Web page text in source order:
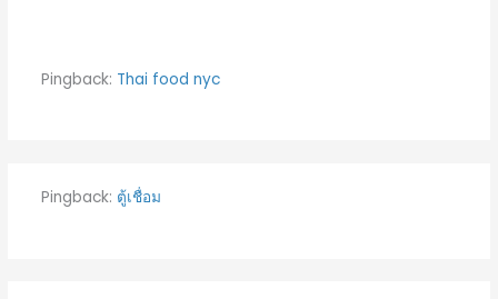
Pingback: Thai food nyc
Pingback: ตู้เชื่อม